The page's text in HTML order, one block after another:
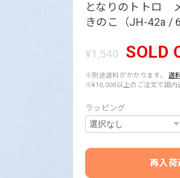
となりのトトロ
きのこ（JH-42a /
¥1,540 SOLD
※別途送料がかかります。
送
※¥10,000以上のご注文で国内
ラッピング
再入荷